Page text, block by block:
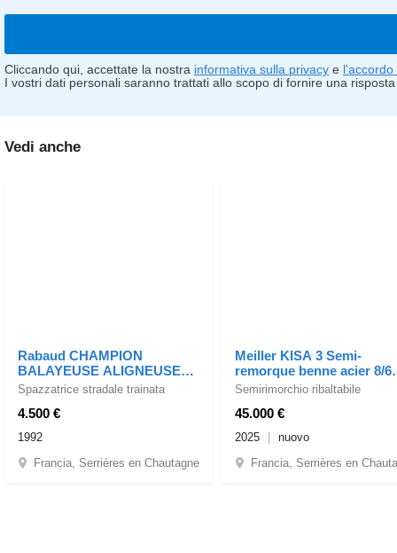
Cliccando qui, accettate la nostra informativa sulla privacy e
I vostri dati personali saranno trattati allo scopo di fornire una
Vedi anche
Rabaud CHAMPION
BALAYEUSE ALIGNEUSE
AVEC BALAIS LATERAL
4.500 €
Spazzatrice stradale trainata
1992
Francia, Serrières en Chautagne
Meiller KISA 3 Semi-
remorque benne acier 8/6
nuovo
45.000 €
Semirimorchio ribaltabile
2025
nuovo
Francia, Serrières en